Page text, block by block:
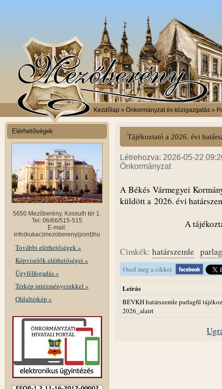
Kezdőlap » Önkormányzat és közigazgatás »
Elérhetőségek
5650 Mezőberény, Kossuth tér 1.
Tel: 06/66/515-515
E-mail:
info(kukac)mezobereny(pont)hu
További elérhetőségek »
Képviselők elérhetőségei »
Ügyfélfogadás »
Térkép intézményeinkkel »
Oldaltérkép »
Tájékoztató a 2026. évi
Létrehozva: 2026-05-22
Önkormányzat
A Békés Vármegyei
küldött a 2026. évi
A
Cimkék: határszemle
Oszd meg a cikket
Leírás
BÉVKH határszemle parlagfű
2026_alairt